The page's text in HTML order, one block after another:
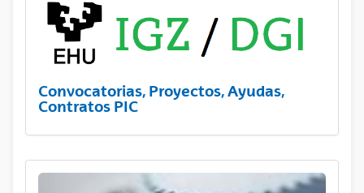
Convocatorias, Proyectos, Ayudas,
Contratos PIC